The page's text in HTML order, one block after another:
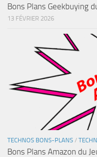
Bons Plans Geekbuying
13 FÉVRIER 2026
TECHNOS BONS-PLANS /
Bons Plans Amazon du